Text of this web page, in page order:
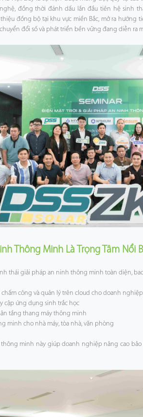
đồng thời đánh dấu lần đầu tiên hệ sinh
đồng bộ tại khu vực miền Bắc, mở ra hướng
đổi số và phát triển bền vững đang diễn ra
Thông Minh Là Trọng Tâm Nổi
thái giải pháp an ninh thông minh toàn diện,
chấm công và quản lý trên cloud cho doanh nghiệp
cập ứng dụng sinh trắc học
tầng thang máy thông minh
minh cho nhà máy, tòa nhà, văn phòng
minh này giúp doanh nghiệp nâng cao